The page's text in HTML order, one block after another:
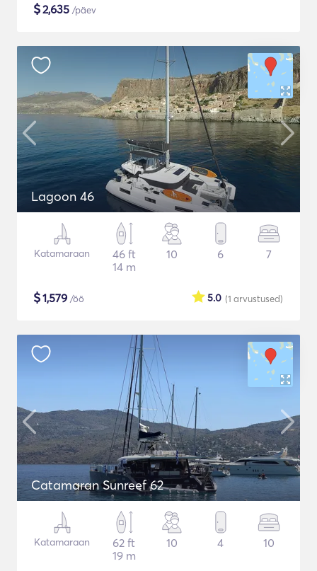
$2,635 /päev
Lagoon 46
Katamaraan
46 ft
14 m
10 6 7
$1,579 /öö (1 arvustused)
5.0
Catamaran Sunreef 62
Katamaraan
62 ft
19 m
10 4 10